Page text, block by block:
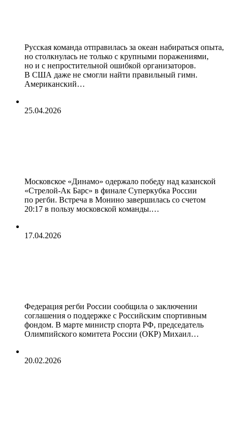
Русская команда отправилась за океан набираться опыта,
но столкнулась не только с крупными поражениями,
но и с непростительной ошибкой организаторов.
В США даже не смогли найти правильный гимн.
Американский…
25.04.2026
Московское «Динамо» одержало победу над казанской
«Стрелой‑Ак Барс» в финале Суперкубка России
по регби. Встреча в Монино завершилась со счетом
20:17 в пользу московской команды.…
17.04.2026
Федерация регби России сообщила о заключении
соглашения о поддержке с Российским спортивным
фондом. В марте министр спорта РФ, председатель
Олимпийского комитета России (ОКР) Михаил…
20.02.2026